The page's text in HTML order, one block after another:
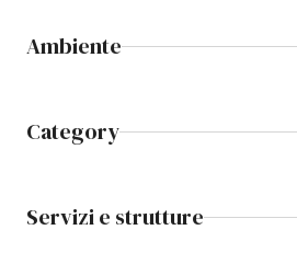
Ambiente
Category
Servizi e strutture